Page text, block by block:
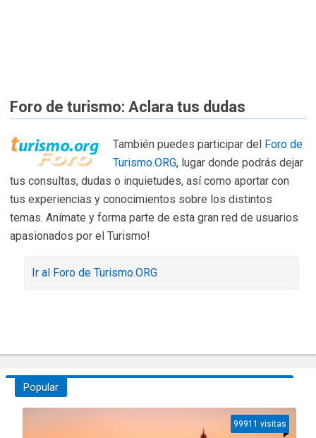
Foro de turismo: Aclara tus dudas
También puedes participar del Foro de
Turismo.ORG, lugar donde podrás dejar
tus consultas, dudas o inquietudes, así como aportar con
tus experiencias y conocimientos sobre los distintos
temas. Anímate y forma parte de esta gran red de usuarios
apasionados por el Turismo!
Ir al Foro de Turismo.ORG
Popular
99911 visitas